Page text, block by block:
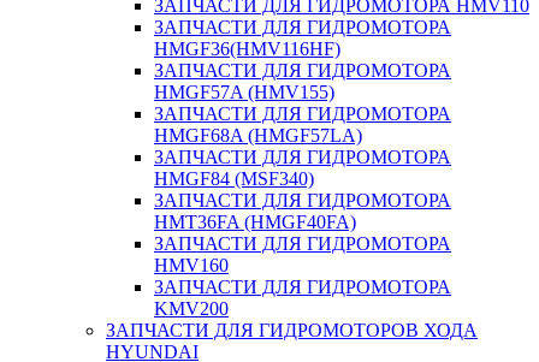
ЗАПЧАСТИ ДЛЯ ГИДРОМОТОРА HMV110
ЗАПЧАСТИ ДЛЯ ГИДРОМОТОРА
HMGF36(HMV116HF)
ЗАПЧАСТИ ДЛЯ ГИДРОМОТОРА
HMGF57A (HMV155)
ЗАПЧАСТИ ДЛЯ ГИДРОМОТОРА
HMGF68A (HMGF57LA)
ЗАПЧАСТИ ДЛЯ ГИДРОМОТОРА
HMGF84 (MSF340)
ЗАПЧАСТИ ДЛЯ ГИДРОМОТОРА
HMT36FA (HMGF40FA)
ЗАПЧАСТИ ДЛЯ ГИДРОМОТОРА
HMV160
ЗАПЧАСТИ ДЛЯ ГИДРОМОТОРА
KMV200
ЗАПЧАСТИ ДЛЯ ГИДРОМОТОРОВ ХОДА
HYUNDAI